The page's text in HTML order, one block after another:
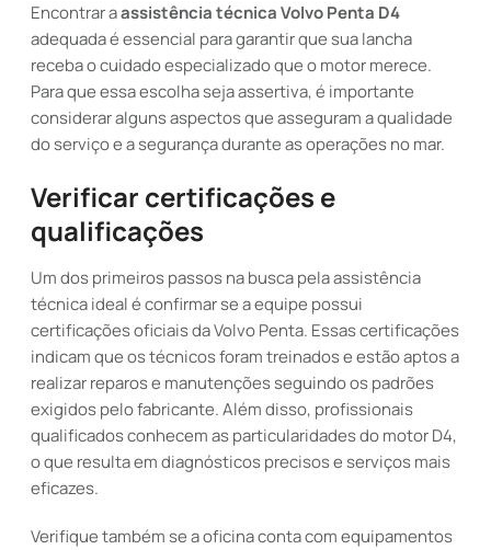
Encontrar aassistência técnica Volvo Penta D4
adequada é essencial para garantir que sua lancha
receba o cuidado especializado que o motor merece.
Para que essa escolha seja assertiva, é importante
considerar alguns aspectos que asseguram a qualidade
do serviço e a segurança durante as operações no mar.
Verificar certificações e
qualificações
Um dos primeiros passos na busca pela assistência
técnica ideal é confirmar se a equipe possui
certificações oficiais da Volvo Penta. Essas certificações
indicam que os técnicos foram treinados e estão aptos a
realizar reparos e manutenções seguindo os padrões
exigidos pelo fabricante. Além disso, profissionais
qualificados conhecem as particularidades do motor D4,
o que resulta em diagnósticos precisos e serviços mais
eficazes.
Verifique também se a oficina conta com equipamentos